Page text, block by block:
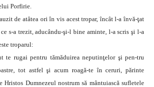
Porfirie.
de atâtea ori în vis acest tropar, încât l-a învă-ţat
s-a trezit, aducându-şi-l bine aminte, l-a scris şi l-a
troparul:
te rugai pentru tămăduirea neputinţelor şi pen-tru
tot astfel şi acum roagă-te în ceruri, părinte
Hristos Dumnezeul nostrum să mântuiască sufletele